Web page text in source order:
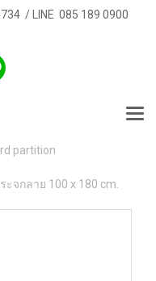
/ LINE 085 189 0900
partition
กลาย 100 x 180 cm.